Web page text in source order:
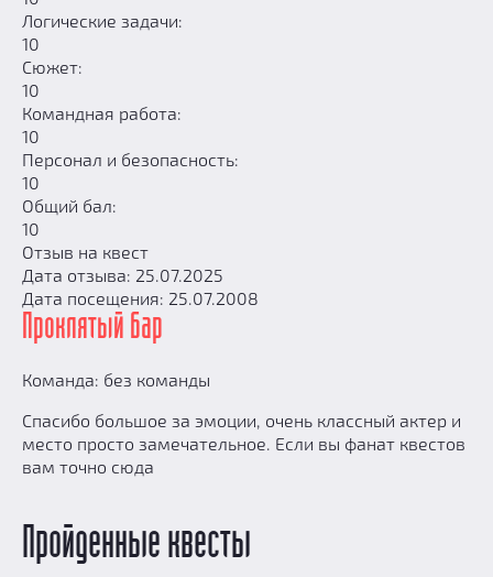
Логические задачи:
10
Сюжет:
10
Командная работа:
10
Персонал и безопасность:
10
Общий бал:
10
Отзыв на квест
Дата отзыва: 25.07.2025
Дата посещения: 25.07.2008
Проклятый бар
Команда: без команды
Спасибо большое за эмоции, очень классный актер и
место просто замечательное. Если вы фанат квестов
вам точно сюда
Пройденные квесты